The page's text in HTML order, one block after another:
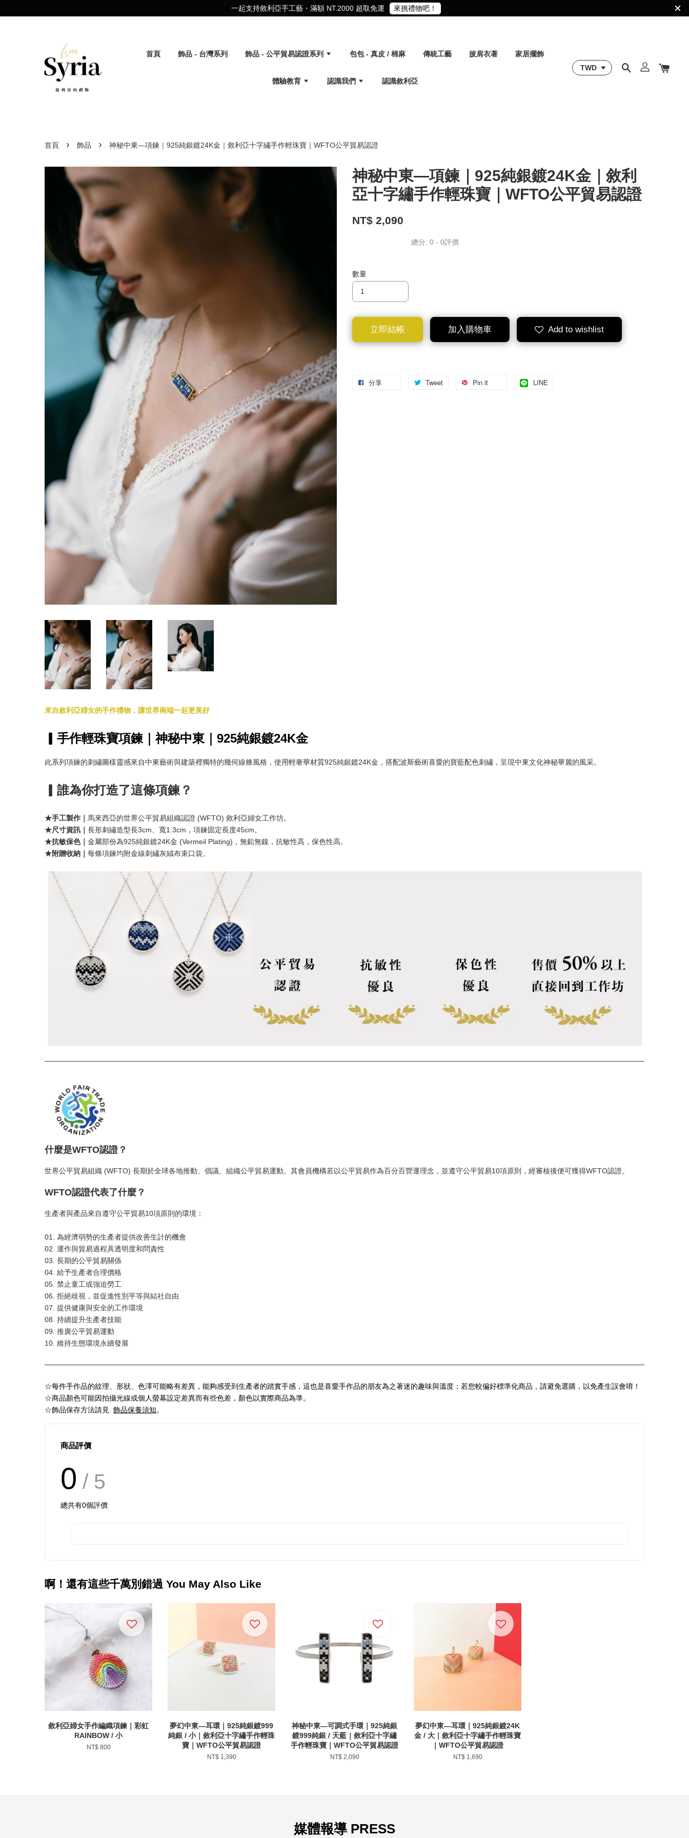
一起支持敘利亞手工藝・滿額 NT.2000 超取免運 來挑禮物吧！
首頁 飾品 - 台灣系列 飾品 - 公平貿易認證系列 包包 - 真皮 / 棉麻 傳統工藝 披肩衣著 家居擺飾
體驗教育 認識我們 認識敘利亞
首頁 › 飾品 › 神秘中東—項鍊｜925純銀鍍24K金｜敘利亞十字繡手作輕珠寶｜WFTO公平貿易認證
神秘中東—項鍊｜925純銀鍍24K金｜敘利
亞十字繡手作輕珠寶｜WFTO公平貿易認證
NT$ 2,090
總分: 0 - 0評價
數量
立即結帳 加入購物車 Add to wishlist
分享 Tweet Pin it LINE
來自敘利亞婦女的手作禮物，讓世界兩端一起更美好
▎手作輕珠寶項鍊｜神秘中東｜925純銀鍍24K金
此系列項鍊的刺繡圖樣靈感來自中東藝術與建築裡獨特的幾何線條風格，使用輕奢華材質925純銀鍍24K金，搭配波斯藝術喜愛的寶藍配色刺繡，呈現中東文化神秘華麗的風采。
▎誰為你打造了這條項鍊？
★手工製作｜ 馬來西亞的世界公平貿易組織認證 (WFTO) 敘利亞婦女工作坊。
★尺寸資訊｜ 長形刺繡造型長3cm、寬1.3cm，項鍊固定長度45cm。
★抗敏保色｜ 金屬部份為925純銀鍍24K金 (Vermeil Plating)，無鉛無鎳，抗敏性高，保色性高。
★附贈收納
每條項鍊均附金線刺繡灰絨布束口袋。
什麼是WFTO認證？
世界公平貿易組織 (WFTO) 長期於全球各地推動、倡議、組織公平貿易運動。其會員機構若以公平貿易作為百分百營運理念，並遵守公平貿易10項原則，經審核後便可獲得WFTO認證。
WFTO認證代表了什麼？
生產者與產品來自遵守公平貿易10項原則的環境：
01. 為經濟弱勢的生產者提供改善生計的機會
02. 運作與貿易過程具透明度和問責性
03. 長期的公平貿易關係
04. 給予生產者合理價格
05. 禁止童工或強迫勞工
06. 拒絕歧視，並促進性別平等與結社自由
07. 提供健康與安全的工作環境
08. 持續提升生產者技能
09. 推廣公平貿易運動
10. 維持生態環境永續發展
☆每件手作品的紋理、形狀、色澤可能略有差異，能夠感受到生產者的踏實手感，這也是喜愛手作品的朋友為之著迷的趣味與溫度；若您較偏好標準化商品，請避免選購，以免產生誤會唷！
☆商品顏色可能因拍攝光線或個人螢幕設定差異而有些色差，顏色以實際商品為準。
☆飾品保存方法請見 飾品保養須知。
商品評價
0 / 5
總共有0個評價
啊！還有這些千萬別錯過 You May Also Like
敘利亞婦女手作編織項鍊｜彩虹
RAINBOW / 小
NT$ 800
夢幻中東—耳環｜925純銀鍍999
純銀 / 小｜敘利亞十字繡手作輕珠
寶｜WFTO公平貿易認證
NT$ 1,390
神秘中東—可調式手環｜925純銀
鍍999純銀 / 天藍｜敘利亞十字繡
手作輕珠寶｜WFTO公平貿易認證
NT$ 2,090
夢幻中東—耳環｜925純銀鍍24K
金 / 大｜敘利亞十字繡手作輕珠寶
｜WFTO公平貿易認證
NT$ 1,690
媒體報導 PRESS